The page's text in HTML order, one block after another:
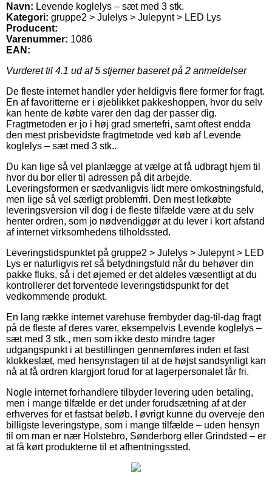
Navn: Levende koglelys – sæt med 3 stk.
Kategori: gruppe2 > Julelys > Julepynt > LED Lys
Producent:
Varenummer: 1086
EAN:
Vurderet til 4.1 ud af 5 stjerner baseret på 2 anmeldelser
De fleste internet handler yder heldigvis flere former for fragt.
En af favoritterne er i øjeblikket pakkeshoppen, hvor du selv
kan hente de købte varer den dag der passer dig.
Fragtmetoden er jo i høj grad smertefri, samt oftest endda
den mest prisbevidste fragtmetode ved køb af Levende
koglelys – sæt med 3 stk..
Du kan lige så vel planlægge at vælge at få udbragt hjem til
hvor du bor eller til adressen på dit arbejde.
Leveringsformen er sædvanligvis lidt mere omkostningsfuld,
men lige så vel særligt problemfri. Den mest letkøbte
leveringsversion vil dog i de fleste tilfælde være at du selv
henter ordren, som jo nødvendiggør at du lever i kort afstand
af internet virksomhedens tilholdssted.
Leveringstidspunktet på gruppe2 > Julelys > Julepynt > LED
Lys er naturligvis ret så betydningsfuld når du behøver din
pakke fluks, så i det øjemed er det aldeles væsentligt at du
kontrollerer det forventede leveringstidspunkt for det
vedkommende produkt.
En lang række internet varehuse frembyder dag-til-dag fragt
på de fleste af deres varer, eksempelvis Levende koglelys –
sæt med 3 stk., men som ikke desto mindre tager
udgangspunkt i at bestillingen gennemføres inden et fast
klokkeslæt, med hensynstagen til at de højst sandsynligt kan
nå at få ordren klargjort forud for at lagerpersonalet får fri.
Nogle internet forhandlere tilbyder levering uden betaling,
men i mange tilfælde er det under forudsætning af at der
erhverves for et fastsat beløb. I øvrigt kunne du overveje den
billigste leveringstype, som i mange tilfælde – uden hensyn
til om man er nær Holstebro, Sønderborg eller Grindsted – er
at få kørt produkterne til et afhentningssted.